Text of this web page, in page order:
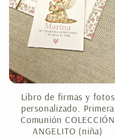
i
ó
n
:
Libro de firmas y fotos
personalizado. Primera
Comunión COLECCIÓN
ANGELITO (niña)